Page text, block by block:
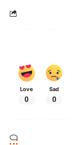
Love
0
Sad
0